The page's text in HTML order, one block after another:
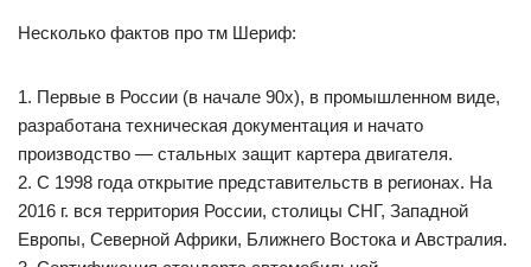
Несколько фактов про тм Шериф:
1. Первые в России (в начале 90х), в промышленном виде,
разработана техническая документация и начато
производство — стальных защит картера двигателя.
2. С 1998 года открытие представительств в регионах. На
2016 г. вся территория России, столицы СНГ, Западной
Европы, Северной Африки, Ближнего Востока и Австралия.